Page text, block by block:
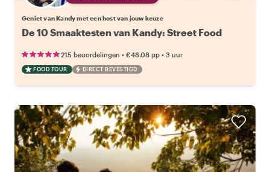
Geniet van Kandy met een host van jouw keuze
De 10 Smaaktesten van Kandy: Street Food
215 beoordelingen • €48.08 pp • 3 uur
FOOD TOUR DIRECT BEVESTIGD